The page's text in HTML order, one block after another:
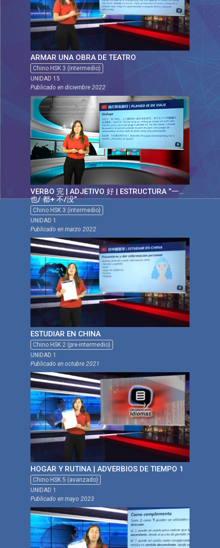
ARMAR UNA OBRA DE TEATRO
Chino HSK 3 (intermedio)
UNIDAD 15
Publicado endiciembre 2022
VERBO 完 | ADJETIVO 好 | ESTRUCTURA “一…
也/ 都+ 不/没”
Chino HSK 3 (intermedio)
UNIDAD 1
Publicado enmarzo 2022
ESTUDIAR EN CHINA
Chino HSK 2 (pre-intermedio)
UNIDAD 1
Publicado enoctubre 2021
HOGAR Y RUTINA | ADVERBIOS DE TIEMPO 1
Chino HSK 5 (avanzado)
UNIDAD 1
Publicado enmayo 2023